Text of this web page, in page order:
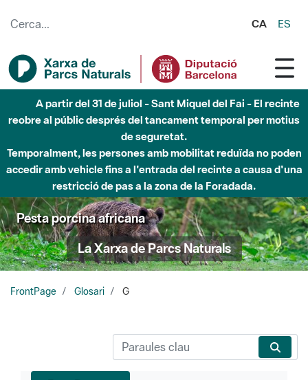
CA ES
A partir del 31 de juliol - Sant Miquel del Fai - El recinte
reobre al públic després del tancament temporal per motius
de seguretat.
Temporalment, les persones amb mobilitat reduïda no poden
accedir amb vehicle fins a l'entrada del recinte a causa d'una
restricció de pas a la zona de la Foradada.
Pesta porcina africana
La Xarxa de Parcs Naturals
FrontPage Glosari G